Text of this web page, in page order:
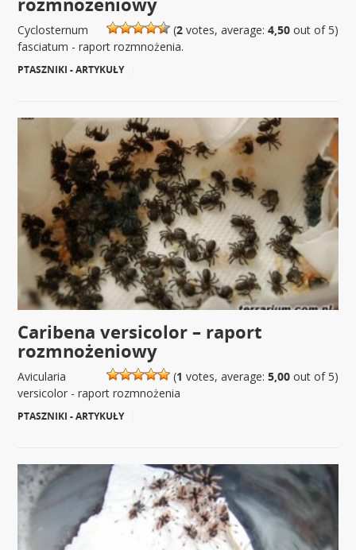
(2votes, average: 4,50out of 5)
Cyclosternum
fasciatum - raport rozmnożenia.
PTASZNIKI - ARTYKUŁY
Caribena versicolor – raport
rozmnożeniowy
(1 votes, average: 5,00out of 5)
Avicularia
versicolor - raport rozmnożenia
PTASZNIKI - ARTYKUŁY